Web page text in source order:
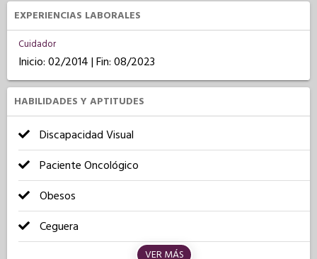
EXPERIENCIAS LABORALES
Cuidador
Inicio: 02/2014 | Fin: 08/2023
HABILIDADES Y APTITUDES
Discapacidad Visual
Paciente Oncológico
Obesos
Ceguera
VER MÁS